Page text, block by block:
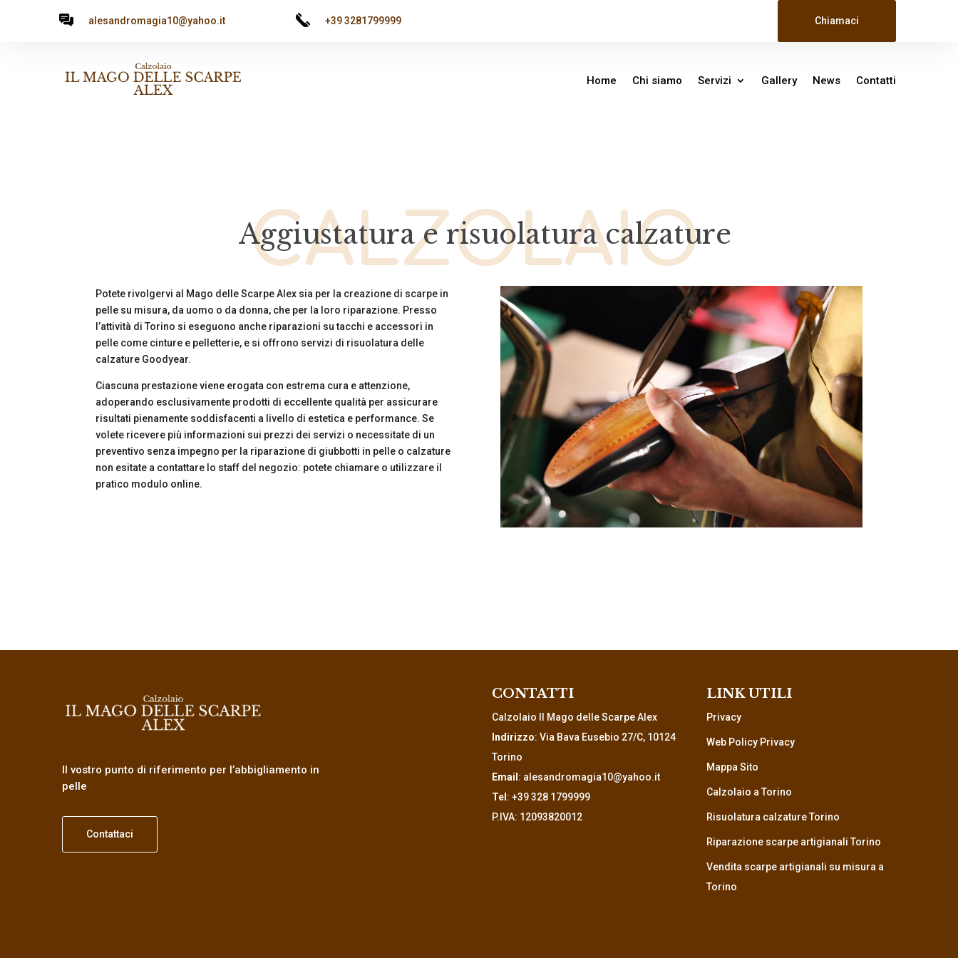
alesandromagia10@yahoo.it +39 3281799999 Chiamaci
Home Chi siamo Servizi Gallery News Contatti
CALZOLAIO
Aggiustatura e risuolatura calzature
Potete rivolgervi al Mago delle Scarpe Alex sia per la creazione di scarpe in
pelle su misura, da uomo o da donna, che per la loro riparazione. Presso
l’attività di Torino si eseguono anche riparazioni su tacchi e accessori in
pelle come cinture e pelletterie, e si offrono servizi di risuolatura delle
calzature Goodyear.
Ciascuna prestazione viene erogata con estrema cura e attenzione,
adoperando esclusivamente prodotti di eccellente qualità per assicurare
risultati pienamente soddisfacenti a livello di estetica e performance. Se
volete ricevere più informazioni sui prezzi dei servizi o necessitate di un
preventivo senza impegno per la riparazione di giubbotti in pelle o calzature
non esitate a contattare lo staff del negozio: potete chiamare o utilizzare il
pratico modulo online.
Il vostro punto di riferimento per l’abbigliamento in
pelle
Contattaci
CONTATTI
Calzolaio Il Mago delle Scarpe Alex
Indirizzo: Via Bava Eusebio 27/C, 10124
Torino
Email : alesandromagia10@yahoo.it
Tel : +39 328 1799999
P.IVA: 12093820012
LINK UTILI
Privacy
Web Policy Privacy
Mappa Sito
Calzolaio a Torino
Risuolatura calzature Torino
Riparazione scarpe artigianali Torino
Vendita scarpe artigianali su misura a
Torino